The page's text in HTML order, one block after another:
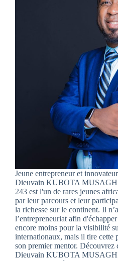
Jeune entrepreneur et
Dieuvain KUBOTA
243 est l'un de rares jeunes
par leur parcours et leur
la richesse sur le continent. Il
l’entrepreneuriat afin
encore moins pour la visibilité
internationaux, mais il tire cette
son premier mentor. Découvrez
Dieuvain KUBOTA